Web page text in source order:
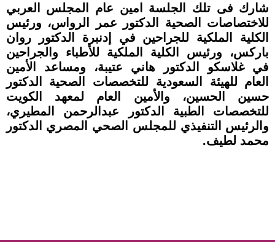
شارك فى تلك الجلسة امين عام المجلس العربي
للاختصاصات الصحية الدكتور عمر الرواس، ورئيس
الكلية الملكية للجراحين في إدنبرة الدكتور روان
باركس، ورئيس الكلية الملكية للأطباء والجراحين
في غلاسكو الدكتور هاني عتيبة، ومساعد الأمين
العام للهيئة السعودية للتخصصات الصحية الدكتور
حسين الحسين، والأمين العام لمعهد الكويت
للتخصصات الطبية الدكتور عبدالرحمن المطيري،
والرئيس التنفيذي للمجلس الصحي المصري الدكتور
محمد لطيف.